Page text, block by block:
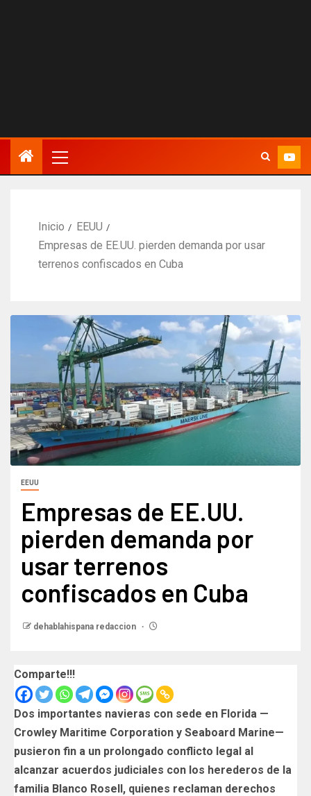
Inicio
EEUU
Empresas de EE.UU. pierden demanda por usar
terrenos confiscados en Cuba
EEUU
Empresas de EE.UU.
pierden demanda por
usar terrenos
confiscados en Cuba
dehablahispana redaccion
Comparte!!!
Dos importantes navieras con sede en Florida —
Crowley Maritime Corporation y Seaboard Marine—
pusieron fin a un prolongado conflicto legal al
alcanzar acuerdos judiciales con los herederos de la
familia Blanco Rosell, quienes reclaman derechos